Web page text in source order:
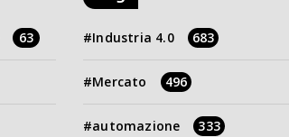
63 Industria 4.0 683
Mercato 496
automazione 333